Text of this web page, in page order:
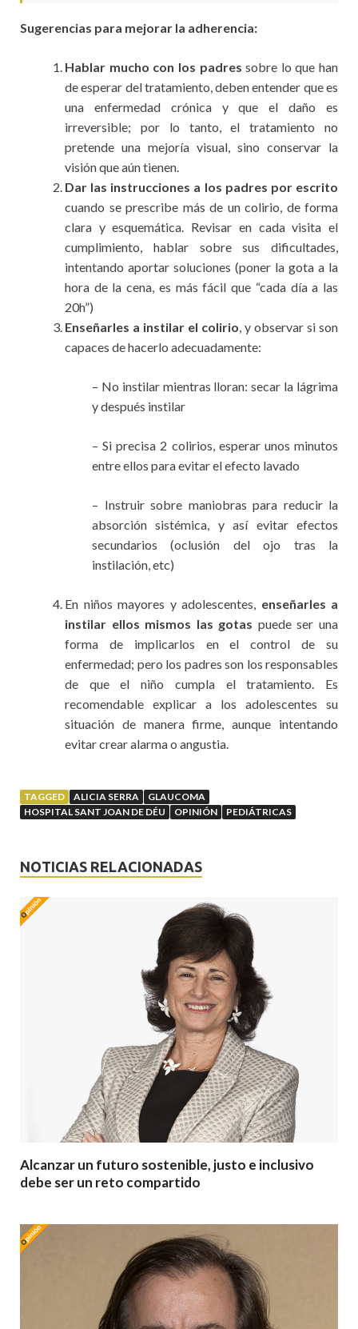
Sugerencias para mejorar la adherencia:
Hablar mucho con los padres sobre lo que han
de esperar del tratamiento, deben entender que es
una enfermedad crónica y que el daño es
irreversible; por lo tanto, el tratamiento no
pretende una mejoría visual, sino conservar la
visión que aún tienen.
Dar las instrucciones a los padres por escrito
cuando se prescribe más de un colirio, de forma
clara y esquemática. Revisar en cada visita el
cumplimiento, hablar sobre sus dificultades,
intentando aportar soluciones (poner la gota a la
hora de la cena, es más fácil que “cada día a las
20h”)
Enseñarles a instilar el colirio , y observar si son
capaces de hacerlo adecuadamente:
– No instilar mientras lloran: secar la lágrima
y después instilar
– Si precisa 2 colirios, esperar unos minutos
entre ellos para evitar el efecto lavado
– Instruir sobre maniobras para reducir la
absorción sistémica, y así evitar efectos
secundarios (oclusión del ojo tras la
instilación, etc)
En niños mayores y adolescentes, enseñarles a
instilar ellos mismos las gotas puede ser una
forma de implicarlos en el control de su
enfermedad; pero los padres son los responsables
de que el niño cumpla el tratamiento. Es
recomendable explicar a los adolescentes su
situación de manera firme, aunque intentando
evitar crear alarma o angustia.
TAGGED ALICIA SERRA
GLAUCOMA
HOSPITAL SANT JOAN DE DÉU
OPINIÓN PEDIÁTRICAS
NOTICIAS RELACIONADAS
Alcanzar un futuro sostenible, justo e inclusivo
debe ser un reto compartido